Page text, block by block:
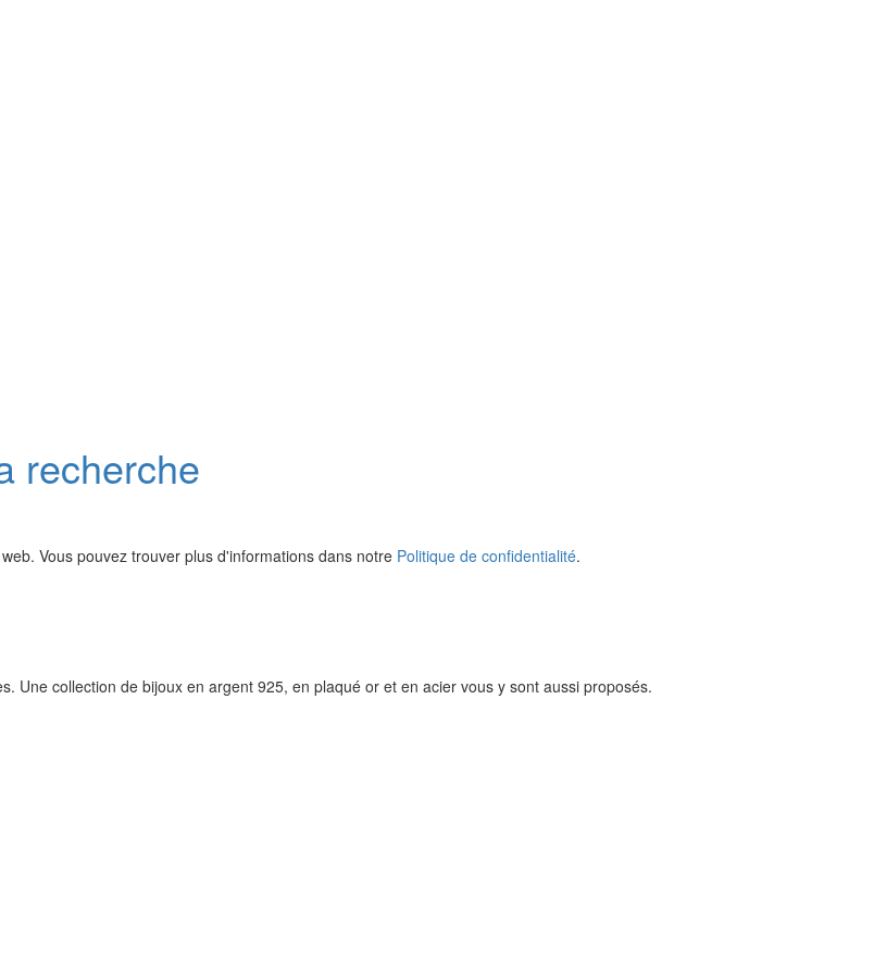
recherche
Vous pouvez trouver plus d'informations dans notre Politique de confidentialité.
Une collection de bijoux en argent 925, en plaqué or et en acier vous y sont aussi proposés.